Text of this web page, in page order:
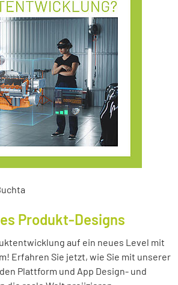
Produkt-Designs
auf ein neues Level mit
Erfahren Sie jetzt, wie Sie mit unserer
Plattform und App Design- und